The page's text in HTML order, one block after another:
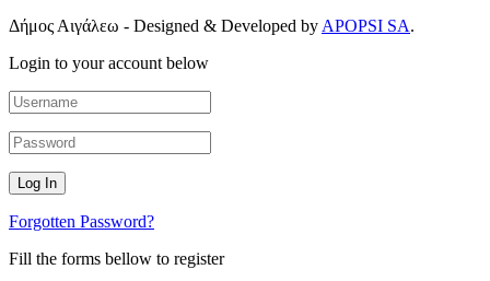
Δήμος Αιγάλεω - Designed & Developed by APOPSI SA.
Login to your account below
Forgotten Password?
Fill the forms bellow to register